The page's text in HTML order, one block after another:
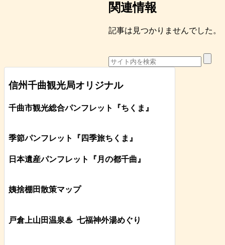
関連情報
記事は見つかりませんでした。
信州千曲観光局オリジナル
千曲市観光総合パンフレット 『ちくま 』
季節パンフレット『四季旅ちくま』
日本遺産パンフレット 『月の都千曲 』
姨捨棚田散策マップ
戸倉上山田温泉♨ 七福神外湯めぐり